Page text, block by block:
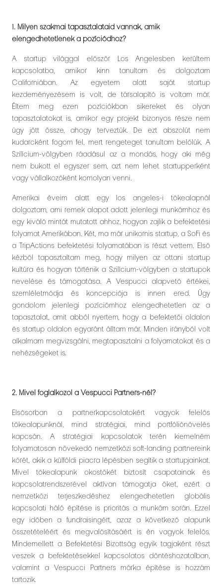
1. Milyen szakmai tapasztalataid vannak, amik
elengedhetetlenek a pozíciódhoz?
A startup világgal először Los Angelesben kerültem
kapcsolatba, amikor kinn tanultam és dolgoztam
Californiában. Az egyetem alatt saját startup
kezdeményezésem is volt, de társalapító is voltam már.
Éltem meg ezen pozíciókban sikereket és olyan
tapasztalatokat is, amikor egy projekt bizonyos része nem
úgy jött össze, ahogy terveztük. De ezt abszolút nem
kudarcként fogom fel, mert rengeteget tanultam belőlük. A
Szilícium-völgyben ráadásul az a mondás, hogy aki még
nem bukott el egyszer sem, azt nem lehet startupperként
vagy vállalkozóként komolyan venni.
Amerikai éveim alatt egy los angeles-i tőkealapnál
dolgoztam, ami remek alapot adott jelenlegi munkámhoz és
egy kiváló mintát mutatott ahhoz, hogyan zajlik a befektetési
folyamat Amerikában. Két, ma már unikornis startup, a SoFi és
a TripActions befektetési folyamatában is részt vettem. Első
kézből tapasztaltam meg, hogy milyen az ottani startup
kultúra és hogyan történik a Szilícium-völgyben a startupok
nevelése és támogatása. A Vespucci alapvető értékei,
szemléletmódja és koncepciója is innen ered. Úgy
gondolom jelenlegi pozíciómhoz elengedhetetlen az a
tapasztalat, amit abból nyertem, hogy a befektetői oldalon
és startup oldalon egyaránt álltam már. Minden irányból volt
alkalmam megvizsgálni, megtapasztalni a folyamatokat és a
nehézségeket is.
2. Mivel foglalkozol a Vespucci Partners-nél?
Elsősorban a partnerkapcsolatokért vagyok felelős
tőkealapunknál, mind stratégiai, mind portfóliónövelés
kapcsán. A stratégiai kapcsolatok terén kiemelném
folyamatosan növekedő nemzetközi soft-landing partnereink
körét, akik a külföldi piacra lépésben segítik a startupjainkat.
Mivel tőkealapunk okostőkét biztosít csapatainak és
kapcsolatrendszerével aktívan támogatja őket, ezért a
nemzetközi terjeszkedéshez elengedhetetlen globális
kapcsolati háló építése is prioritás a munkám során. Ezzel
egy időben a fundraisingért, azaz a következő alapunk
összetételéért és megvalósításáért is én vagyok felelős.
Mindemellett a Befektetési Bizottság egyik tagjaként részt
veszek a befektetésekkel kapcsolatos döntéshozatalban,
valamint a Vespucci Partners márka építése is hozzám
tartozik.